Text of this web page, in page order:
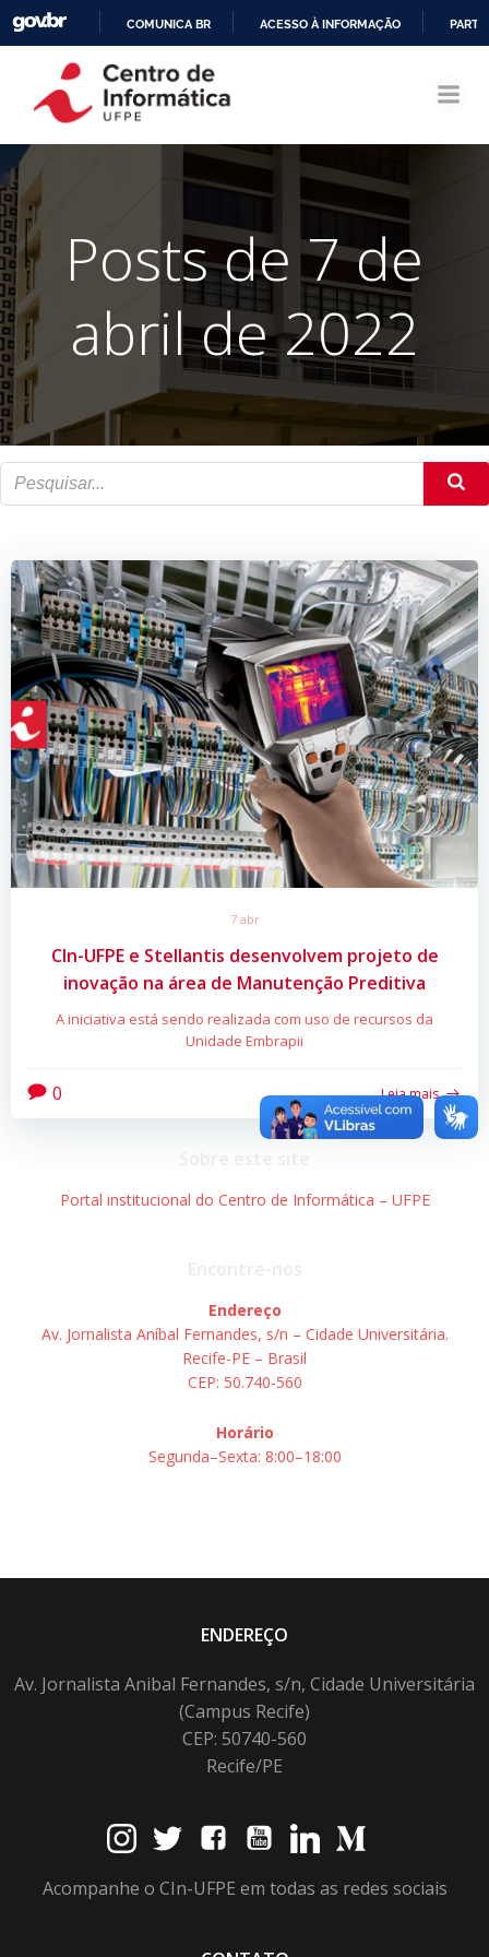
CONTEÚDO
COMUNICA BR ACESSO À INFORMAÇÃO
Posts de 7 de
abril de 2022
7 abr
CIn-UFPE e Stellantis desenvolvem projeto de
inovação na área de Manutenção Preditiva
A iniciativa está sendo realizada com uso de recursos da
Unidade Embrapii
0 Leia mais
Portal institucional do Centro de Informática – UFPE
Endereço
Av. Jornalista Aníbal Fernandes, s/n – Cidade Universitária.
Recife-PE – Brasil
CEP: 50.740-560
Horário
Segunda–Sexta: 8:00–18:00
ENDEREÇO
Av. Jornalista Anibal Fernandes, s/n, Cidade Universitária
(Campus Recife)
CEP: 50740-560
Recife/PE
Acompanhe o CIn-UFPE em todas as redes sociais